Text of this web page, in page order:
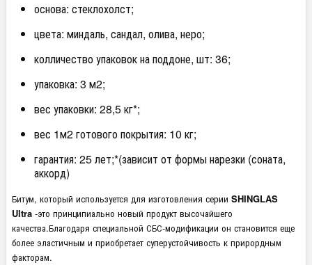
основа: стеклохолст;
цвета: миндаль, сандал, олива, неро;
колличество упаковок на поддоне, шт: 36;
упаковка: 3 м2;
вес упаковки: 28,5 кг*;
вес 1м2 готового покрытия: 10 кг;
гарантия: 25 лет;*(зависит от формы нарезки (соната,
аккорд)
Битум, который используется для изготовления серии SHINGLAS
Ultra -это принципиально новый продукт высочайшего
качества.Благодаря специальной СБС-модификации он становится еще
более эластичным и приобретает суперустойчивость к прирордным
факторам.